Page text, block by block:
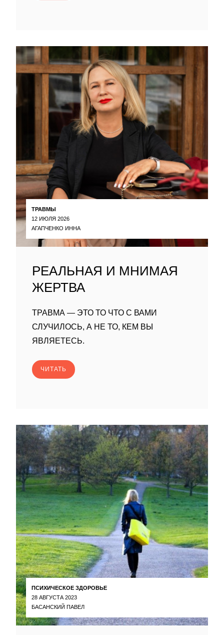
ТРАВМЫ
12 ИЮЛЯ 2026
АГАПЧЕНКО ИННА
РЕАЛЬНАЯ И МНИМАЯ
ЖЕРТВА
ТРАВМА — ЭТО ТО ЧТО С ВАМИ
СЛУЧИЛОСЬ, А НЕ ТО, КЕМ ВЫ
ЯВЛЯЕТЕСЬ.
ЧИТАТЬ
ПСИХИЧЕСКОЕ ЗДОРОВЬЕ
28 АВГУСТА 2023
БАСАНСКИЙ ПАВЕЛ